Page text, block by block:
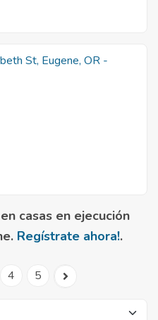
casas en ejecución
Regístrate ahora!.
4 5